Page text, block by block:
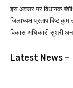
इस अवसर पर विधायक
जिलाध्यक्ष प्रताप बिष्ट
विकास अधिकारी सुश्री
Latest News –